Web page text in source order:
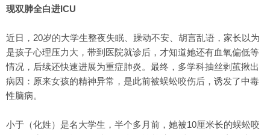
现双肺全白进ICU
近日，20岁的大学生整夜失眠、躁动不安、胡言乱语，家长以为
是孩子心理压力大，带到医院就诊后，才知道她还有血氧偏低等
情况，后续还快速进展为重症肺炎。最终，多学科抽丝剥茧揪出
病因：原来女孩的精神异常，是此前被蜈蚣咬伤后，诱发了中毒
性脑病。
小于（化姓）是名大学生，半个多月前，她被10厘米长的蜈蚣咬